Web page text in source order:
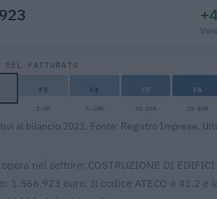
FATTURATO
F3 F4 F5 F6
2-5M 5-10M 10-25M 25-50M
al bilancio 2021. Fonte: Registro Imprese.
nel settore: COSTRUZIONE DI
1.566.923 euro. Il codice ATECO è 41.2